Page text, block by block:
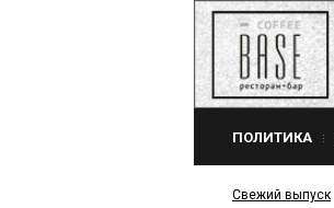
ПОЛИТИКА
Свежий выпуск